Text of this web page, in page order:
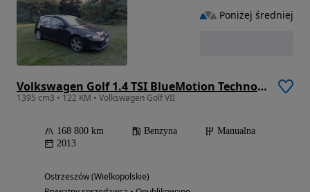
Volkswagen Golf 1.4 TSI BlueMotion Technology Comfortline
1395 cm3 • 122 KM • Volkswagen Golf VII
168 800 km Benzyna
Manualna
2013
Ostrzeszów (Wielkopolskie)
Poniżej średniej